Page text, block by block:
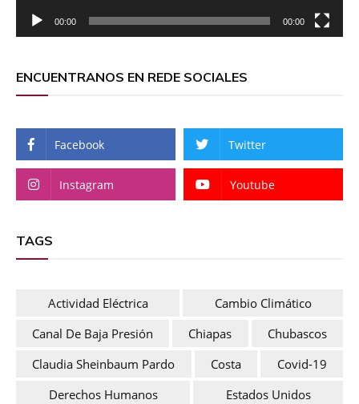
00:00 00:00
ENCUENTRANOS EN REDE SOCIALES
Facebook Twitter
Instagram Youtube
TAGS
Actividad Eléctrica
Cambio Climático
Canal De Baja Presión
Chiapas
Chubascos
Claudia Sheinbaum Pardo
Costa
Covid-19
Derechos Humanos
Estados Unidos